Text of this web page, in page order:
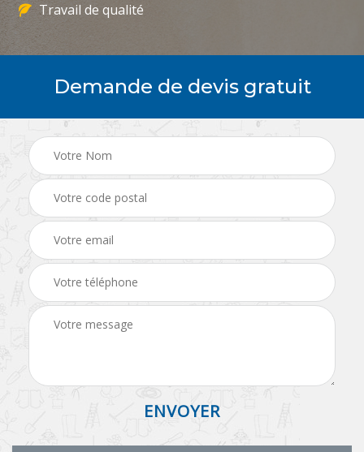
Travail de qualité
Demande de devis gratuit